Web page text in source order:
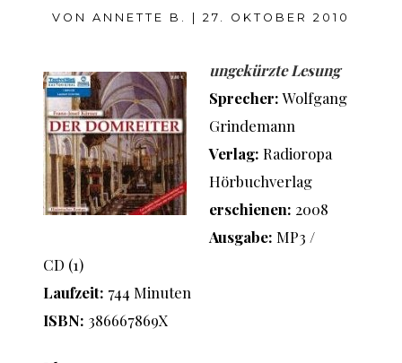
VON ANNETTE B. 27. OKTOBER 2010
ungekürzte Lesung
Sprecher:Wolfgang
Grindemann
Verlag: Radioropa
Hörbuchverlag
erschienen: 2008
Ausgabe: MP3 /
CD (1)
Laufzeit: 744 Minuten
ISBN: 386667869X